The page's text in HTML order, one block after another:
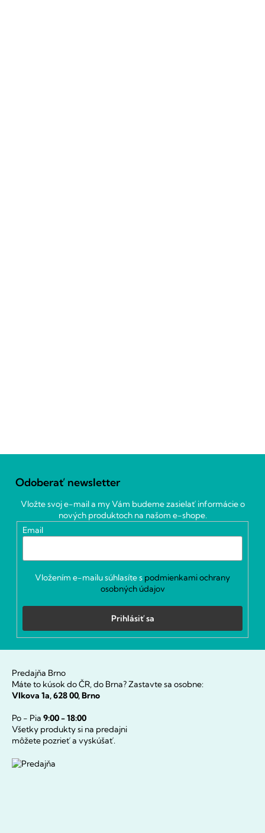
Odoberať newsletter
Vložte svoj e-mail a my Vám budeme zasielať informácie o
nových produktoch na našom e-shope.
Email
Vložením e-mailu súhlasíte s podmienkami ochrany
osobných údajov
Prihlásiť sa
Predajňa Brno
Máte to kúsok do ČR, do Brna? Zastavte sa osobne:
Vlkova 1a, 628 00, Brno
Po - Pia 9:00 - 18:00
Všetky produkty si na predajni
môžete pozrieť a vyskúšať.